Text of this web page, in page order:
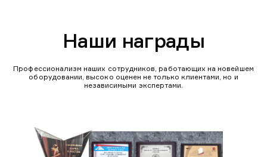
Наши награды
Профессионализм наших сотрудников, работающих на новейшем
оборудовании, высоко оценен не только клиентами, но и
независимыми экспертами.